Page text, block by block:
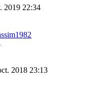
2019 22:34
2018 23:13